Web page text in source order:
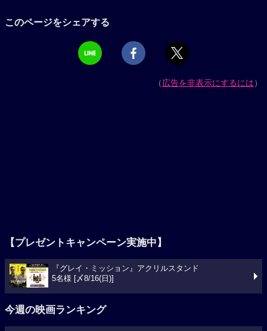
このページをシェアする
（広告を非表示にするには）
【プレゼントキャンペーン実施中】
『グレイ・ミッション』アクリルスタンド
5名様 [〆8/16(日)]
今週の映画ランキング